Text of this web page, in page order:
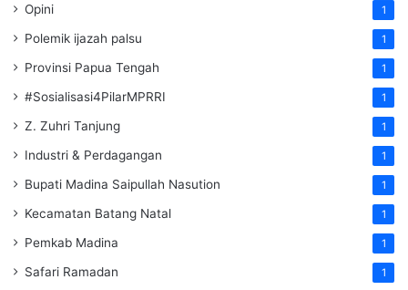
Opini 1
Polemik ijazah palsu 1
Provinsi Papua Tengah 1
#Sosialisasi4PilarMPRRI 1
Z. Zuhri Tanjung 1
Industri & Perdagangan 1
Bupati Madina Saipullah Nasution 1
Kecamatan Batang Natal 1
Pemkab Madina 1
Safari Ramadan 1